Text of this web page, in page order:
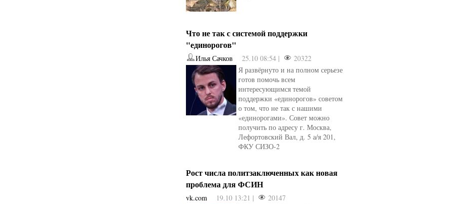
Что не так с системой поддержки
"единорогов"
Илья Сачков 25.10 08:54 |
20322
Я развёрнуто и на полном серьезе
готов помочь всем
интересующимся темой
поддержки «единорогов» советом
о том, что не так с нашими
«единорогами». Совет можно
получить по адресу г. Москва,
Лефортовский Вал, д. 5 а/я 201,
ФКУ СИЗО-2
Рост числа политзаключенных как новая
проблема для ФСИН
vk.com 19.10 13:21 |
20147